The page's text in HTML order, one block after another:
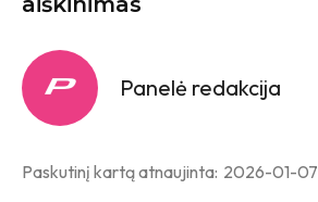
Panelė redakcija
Paskutinį kartą atnaujinta: 2026-01-07